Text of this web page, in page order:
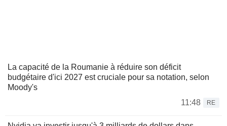
La capacité de la Roumanie à réduire son déficit
budgétaire d'ici 2027 est cruciale pour sa notation, selon
Moody's
11:48
RE